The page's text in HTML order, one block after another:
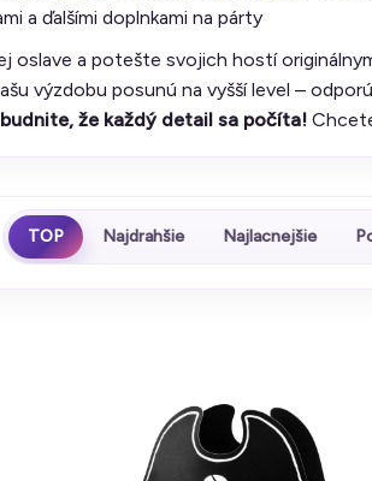
a ďalšími doplnkami na párty
a potešte svojich hostí
výzdobu posunú na vyšší level –
že každý detail sa počíta!
TOP Najdrahšie Najlacnejšie